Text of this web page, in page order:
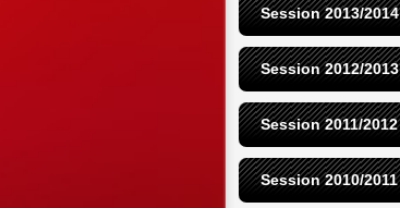
Session 2013/2014
Session 2012/2013
Session 2011/2012
Session 2010/2011